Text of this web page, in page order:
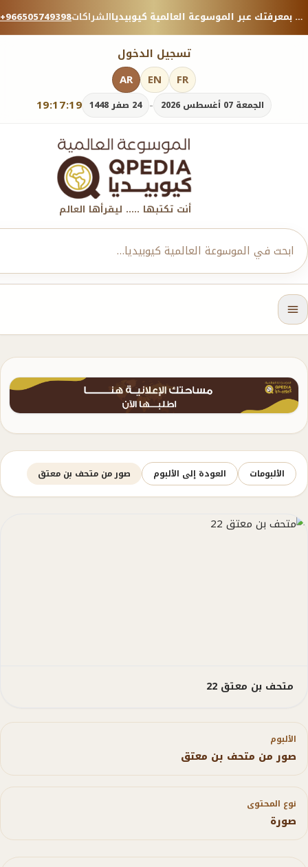
+966505749398الشراكات منصة معرفية موثوقة — شارك بمعرفتك عبر الموسوعة العالمية كيوبيديا.
تسجيل الدخول
19:17:19 الجمعة 07 أغسطس 2026 - 24 صفر 1448
AR EN FR
أنت تكتبها ..... ليقرأها العالم
الألبومات العودة إلى الألبوم صور من متحف بن معتق
متحف بن معتق 22
الألبوم
صور من متحف بن معتق
نوع المحتوى
صورة